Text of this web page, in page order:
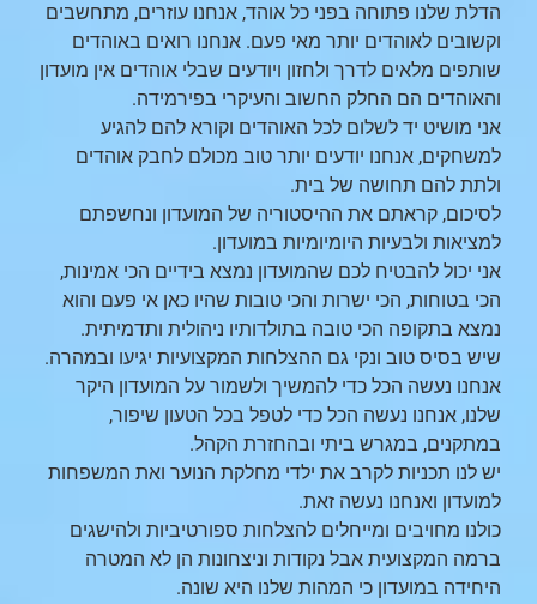
הדלת שלנו פתוחה בפני כל אוהד, אנחנו עוזרים, מתחשבים
וקשובים לאוהדים יותר מאי פעם. אנחנו רואים באוהדים
שותפים מלאים לדרך ולחזון ויודעים שבלי אוהדים אין מועדון
והאוהדים הם החלק החשוב והעיקרי בפירמידה.
אני מושיט יד לשלום לכל האוהדים וקורא להם להגיע
למשחקים, אנחנו יודעים יותר טוב מכולם לחבק אוהדים
ולתת להם תחושה של בית.
לסיכום, קראתם את ההיסטוריה של המועדון ונחשפתם
למציאות ולבעיות היומיומיות במועדון.
אני יכול להבטיח לכם שהמועדון נמצא בידיים הכי אמינות,
הכי בטוחות, הכי ישרות והכי טובות שהיו כאן אי פעם והוא
נמצא בתקופה הכי טובה בתולדותיו ניהולית ותדמיתית.
שיש בסיס טוב ונקי גם ההצלחות המקצועיות יגיעו ובמהרה.
אנחנו נעשה הכל כדי להמשיך ולשמור על המועדון היקר
שלנו, אנחנו נעשה הכל כדי לטפל בכל הטעון שיפור,
במתקנים, במגרש ביתי ובהחזרת הקהל.
יש לנו תכניות לקרב את ילדי מחלקת הנוער ואת המשפחות
למועדון ואנחנו נעשה זאת.
כולנו מחויבים ומייחלים להצלחות ספורטיביות ולהישגים
ברמה המקצועית אבל נקודות וניצחונות הן לא המטרה
היחידה במועדון כי המהות שלנו היא שונה.